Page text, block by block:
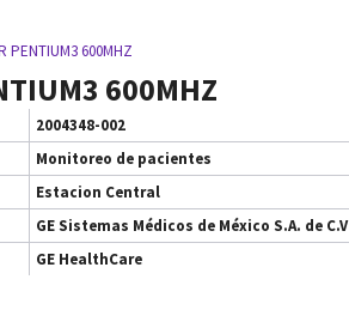
PENTIUM3 600MHZ
600MHZ
2004348-002
Monitoreo de pacientes
Estacion Central
GE Sistemas Médicos de México S.A. de C.V
GE HealthCare